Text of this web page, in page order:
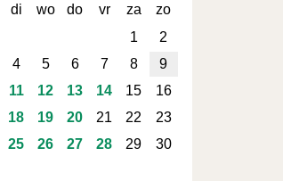
di wo do vr za
zo
1
2
4 5 6 7 8
9
11 12 13 14 15
16
18 19 20 21 22
23
25 26 27 28 29
30